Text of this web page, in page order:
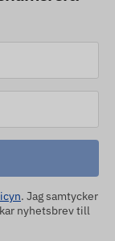
. Jag samtycker
nyhetsbrev till